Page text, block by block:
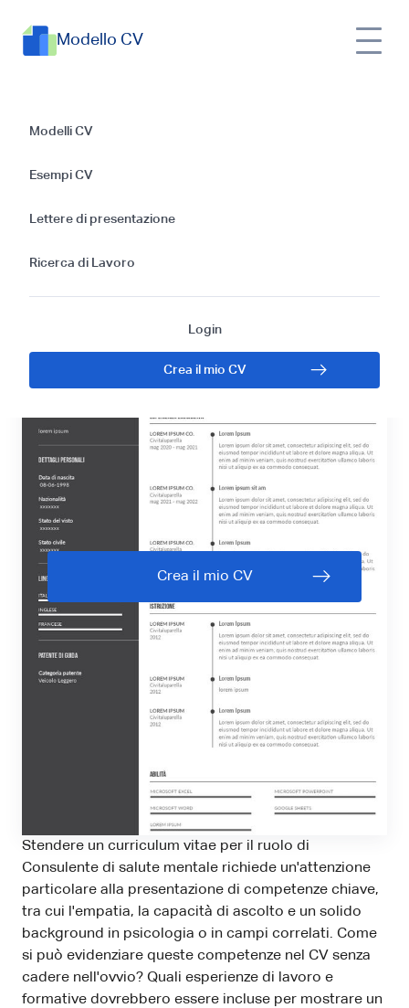
Modello CV
Modelli CV
Esempi CV
Lettere di presentazione
Ricerca di Lavoro
Login
Crea il mio CV
Creare il Modello
Perfetto di CV per
un Consulente di
Salute Mentale
Crea il mio CV
Stendere un curriculum vitae per il ruolo di
Consulente di salute mentale richiede un'attenzione
particolare alla presentazione di competenze chiave,
tra cui l'empatia, la capacità di ascolto e un solido
background in psicologia o in campi correlati. Come
si può evidenziare queste competenze nel CV senza
cadere nell'ovvio? Quali esperienze di lavoro e
formative dovrebbero essere incluse per mostrare un